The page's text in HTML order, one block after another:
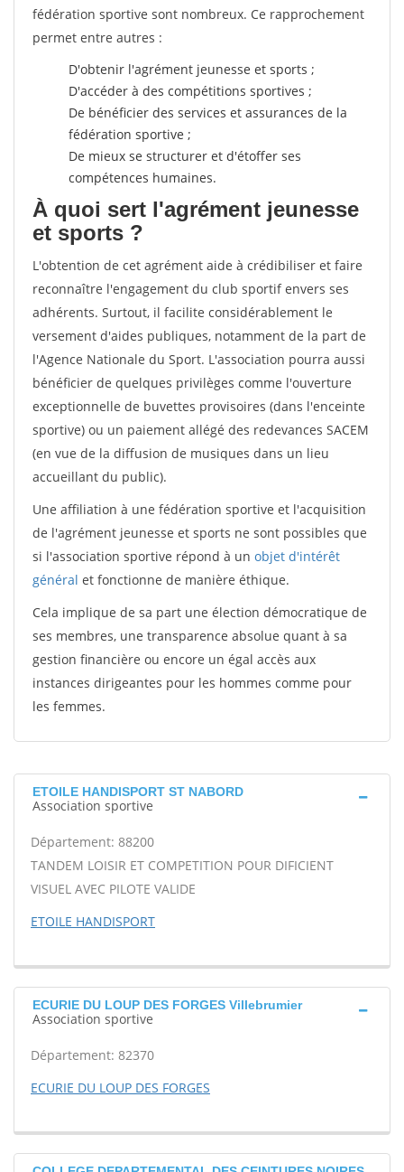
fédération sportive sont nombreux. Ce rapprochement
permet entre autres :
D'obtenir l'agrément jeunesse et sports ;
D'accéder à des compétitions sportives ;
De bénéficier des services et assurances de la
fédération sportive ;
De mieux se structurer et d'étoffer ses
compétences humaines.
À quoi sert l'agrément jeunesse
et sports ?
L'obtention de cet agrément aide à crédibiliser et faire
reconnaître l'engagement du club sportif envers ses
adhérents. Surtout, il facilite considérablement le
versement d'aides publiques, notamment de la part de
l'Agence Nationale du Sport. L'association pourra aussi
bénéficier de quelques privilèges comme l'ouverture
exceptionnelle de buvettes provisoires (dans l'enceinte
sportive) ou un paiement allégé des redevances SACEM
(en vue de la diffusion de musiques dans un lieu
accueillant du public).
Une affiliation à une fédération sportive et l'acquisition
de l'agrément jeunesse et sports ne sont possibles que
si l'association sportive répond à un objet d'intérêt
général et fonctionne de manière éthique.
Cela implique de sa part une élection démocratique de
ses membres, une transparence absolue quant à sa
gestion financière ou encore un égal accès aux
instances dirigeantes pour les hommes comme pour
les femmes.
ETOILE HANDISPORT ST NABORD
Association sportive
Département: 88200
TANDEM LOISIR ET COMPETITION POUR DIFICIENT
VISUEL AVEC PILOTE VALIDE
ETOILE HANDISPORT
ECURIE DU LOUP DES FORGES Villebrumier
Association sportive
Département: 82370
ECURIE DU LOUP DES FORGES